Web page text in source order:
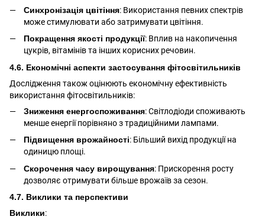
Синхронізація цвітіння: Використання певних спектрів
може стимулювати або затримувати цвітіння.
Покращення якості продукції: Вплив на накопичення
цукрів, вітамінів та інших корисних речовин.
4.6. Економічні аспекти застосування фітосвітильників
Дослідження також оцінюють економічну ефективність
використання фітосвітильників:
Зниження енергоспоживання: Світлодіоди споживають
менше енергії порівняно з традиційними лампами.
Підвищення врожайності: Більший вихід продукції на
одиницю площі.
Скорочення часу вирощування: Прискорення росту
дозволяє отримувати більше врожаїв за сезон.
4.7. Виклики та перспективи
Виклики: